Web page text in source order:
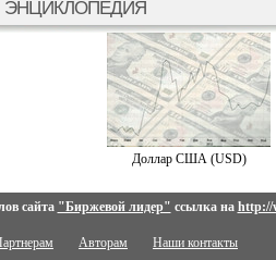
ЭНЦИКЛОПЕДИЯ
Доллар США (USD)
сайта "Биржевой лидер" ссылка на http://
Авторам Наши контакты